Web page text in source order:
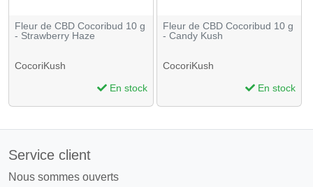
Fleur de CBD Cocoribud 10 g
- Strawberry Haze
CocoriKush
En stock
Fleur de CBD Cocoribud 10 g
- Candy Kush
CocoriKush
En stock
Service client
Nous sommes ouverts